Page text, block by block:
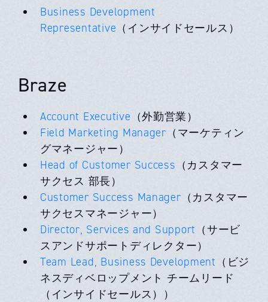
Business Development
Representative （インサイドセールス）
Braze
Account Executive （外勤営業）
Field Marketing Manager （マーケティン
グマネージャー）
Head of Customer Success （カスタマー
サクセス 部長）
Customer Success Manager （カスタマー
サクセスマネージャー）
Director, Services and Support （サービ
スアンドサポートディレクター）
Team Lead, Business Development （ビジ
ネスディベロップメント チームリード
（インサイドセールス））